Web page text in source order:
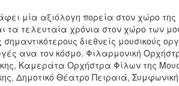
μία αξιόλογη πορεία στον χώρο
τα τελευταία χρόνια στον χώρο των
διεθνείς μουσικούς
ανα τον κόσμο. Φιλαρμονική
Καμεράτα Ορχήστρα Φίλων της
Δημοτικό Θέατρο Πειραιά,